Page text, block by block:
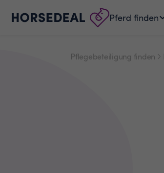
Pferd finden
Pflegebeteiligung finden